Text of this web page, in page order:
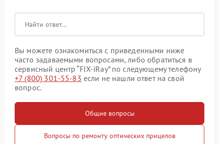
Вы можете ознакомиться с приведенными ниже
часто задаваемыми вопросами, либо обратиться в
сервисный центр “FIX-iRay” по следующему телефону
+7 (800) 301-55-83 если не нашли ответ на свой
вопрос.
Общие вопросы
Вопросы по ремонту оптических прицелов